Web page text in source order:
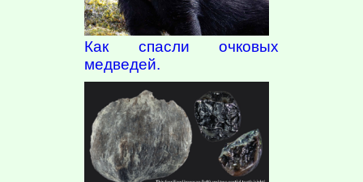
Как спасли очковых
медведей.